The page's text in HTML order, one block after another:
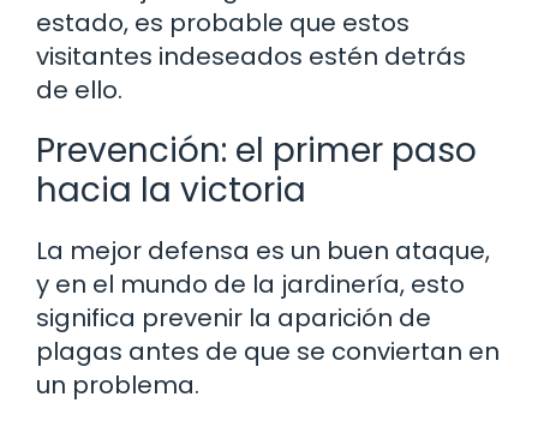
estado, es probable que estos
visitantes indeseados estén detrás
de ello.
Prevención: el primer paso
hacia la victoria
La mejor defensa es un buen ataque,
y en el mundo de la jardinería, esto
significa prevenir la aparición de
plagas antes de que se conviertan en
un problema.